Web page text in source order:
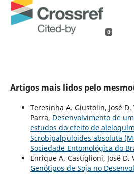
0
Artigos mais lidos pelo
Teresinha A. Giustolin, José D.
Parra, Desenvolvimento de
estudos do efeito de
Scrobipalpuloides absoluta
Sociedade Entomológica do
Enrique A. Castiglioni, José D.
Genótipos de Soja no